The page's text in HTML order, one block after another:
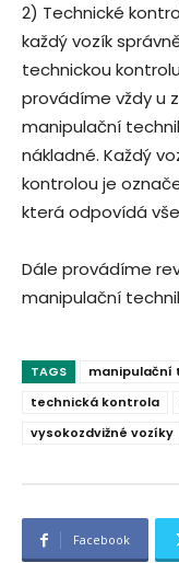
2) Technické
každý vozík
technickou
provádíme vždy u
manipulační
nákladné. Každý
kontrolou je
která odpovídá
Dále provádíme
manipulační
TAGS manipulační
technická kontrola
vysokozdvižné vozíky
Facebook